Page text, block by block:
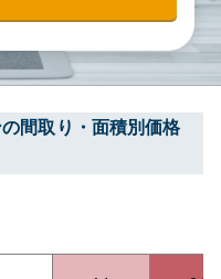
間取り・面積別価格